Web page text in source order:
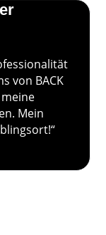
von BACK
meine
Mein